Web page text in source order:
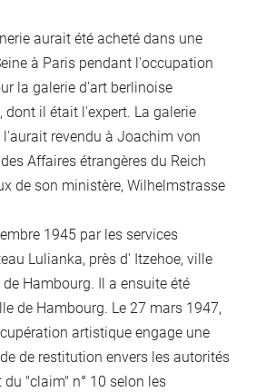
aurait été acheté dans une
à Paris pendant l'occupation
la galerie d'art berlinoise
dont il était l'expert. La galerie
l'aurait revendu à Joachim von
Affaires étrangères du Reich
de son ministère, Wilhelmstrasse
1945 par les services
Lulianka, près d' Itzehoe, ville
Hambourg. Il a ensuite été
de Hambourg. Le 27 mars 1947,
artistique engage une
de restitution envers les autorités
"claim" n° 10 selon les